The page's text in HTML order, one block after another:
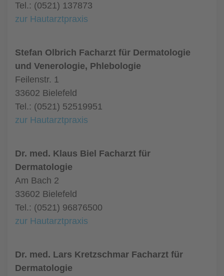
Tel.: (0521) 137873
zur Hautarztpraxis
Stefan Olbrich Facharzt für Dermatologie
und Venerologie, Phlebologie
Feilenstr. 1
33602 Bielefeld
Tel.: (0521) 52519951
zur Hautarztpraxis
Dr. med. Klaus Biel Facharzt für
Dermatologie
Am Bach 2
33602 Bielefeld
Tel.: (0521) 96876500
zur Hautarztpraxis
Dr. med. Lars Kretzschmar Facharzt für
Dermatologie